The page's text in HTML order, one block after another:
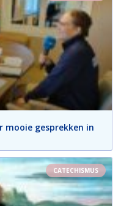
mooie gesprekken in
CATECHISMUS